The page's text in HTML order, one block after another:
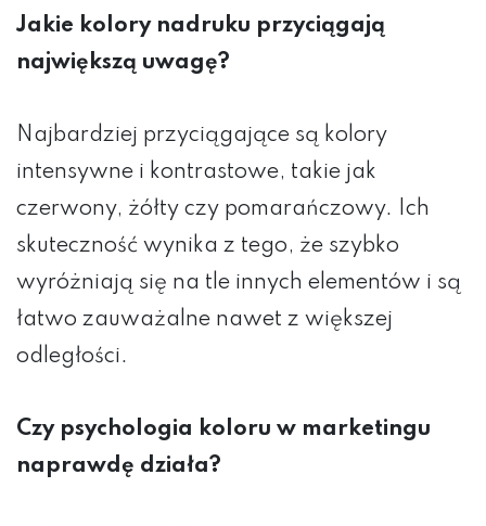
Jakie kolory nadruku przyciągają
największą uwagę?
Najbardziej przyciągające są kolory
intensywne i kontrastowe, takie jak
czerwony, żółty czy pomarańczowy. Ich
skuteczność wynika z tego, że szybko
wyróżniają się na tle innych elementów i są
łatwo zauważalne nawet z większej
odległości.
Czy psychologia koloru w marketingu
naprawdę działa?